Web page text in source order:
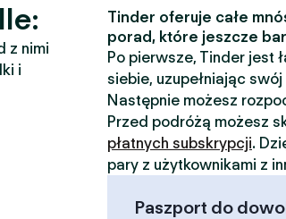
z nimi
i
Tinder oferuje całe
porad, które jeszcze
Po pierwsze, Tinder jest
siebie, uzupełniając
Następnie możesz
Przed podróżą możesz
płatnych subskrypcji.
pary z użytkownikami z
Paszport do